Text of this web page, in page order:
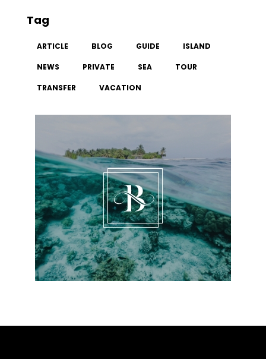
Tag
ARTICLE BLOG GUIDE ISLAND
NEWS PRIVATE SEA TOUR
TRANSFER VACATION